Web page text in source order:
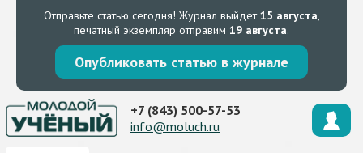
Отправьте статью сегодня! Журнал выйдет15 августа,
печатный экземпляр отправим 19 августа.
Опубликовать статью в журнале
+7 (843) 500-57-53
info@moluch.ru